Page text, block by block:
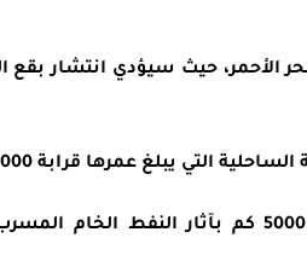
الأحمر، حيث سيؤدي انتشار
– تلوث كافة الشواطئ البالغ طولها قرابة 5000 كم